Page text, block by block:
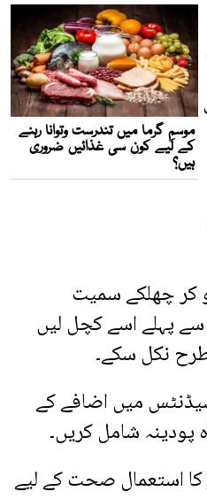
کر چھلکے سمیت
سے پہلے اسے کچل لیں
نکل سکے۔
میں اضافے کے
پودینہ شامل کریں۔
استعمال صحت کے لیے